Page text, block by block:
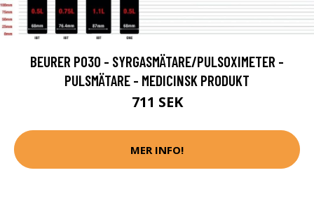
BEURER PO30 - SYRGASMÄTARE/PULSOXIMETER -
PULSMÄTARE - MEDICINSK PRODUKT
711 SEK
MER INFO!